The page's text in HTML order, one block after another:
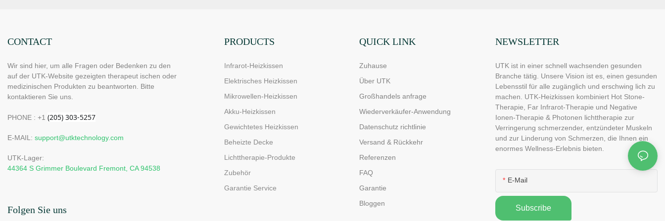
CONTACT
Wir sind hier, um alle Fragen oder Bedenken zu den
auf der UTK-Website gezeigten therapeut ischen oder
medizinischen Produkten zu beantworten. Bitte
kontaktieren Sie uns.
PHONE : +1
E-MAIL: support@utktechnology.com
UTK-Lager:
44364 S Grimmer Boulevard Fremont, CA 94538
Folgen Sie uns
PRODUCTS
Infrarot-Heizkissen
Elektrisches Heizkissen
Mikrowellen-Heizkissen
Akku-Heizkissen
Gewichtetes Heizkissen
Beheizte Decke
Lichttherapie-Produkte
Zubehör
Garantie Service
QUICK LINK
Zuhause
Über UTK
Großhandels anfrage
Wiederverkäufer-Anwendung
Datenschutz richtlinie
Versand & Rückkehr
Referenzen
FAQ
Garantie
Bloggen
NEWSLETTER
UTK ist in einer schnell wachsenden gesunden
Branche tätig. Unsere Vision ist es, einen gesunden
Lebensstil für alle zugänglich und erschwing lich zu
machen. UTK-Heizkissen kombiniert Hot Stone-
Therapie, Far Infrarot-Therapie und Negative
Ionen-Therapie & Photonen lichttherapie zur
Verringerung schmerzender, entzündeter Muskeln
und zur Linderung von Schmerzen, die Ihnen ein
enormes Wellness-Erlebnis bieten.
E-Mail
Subscribe